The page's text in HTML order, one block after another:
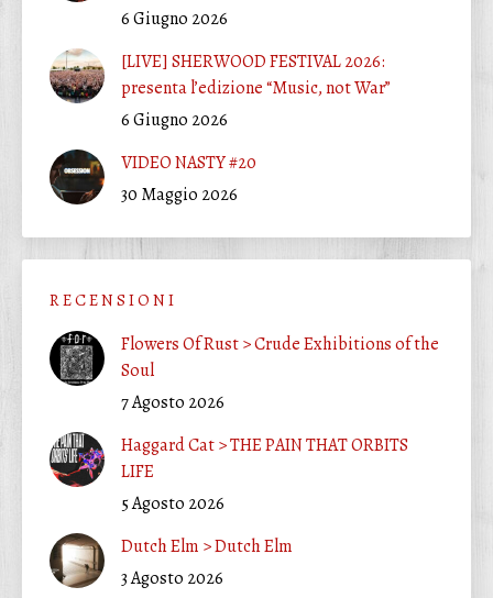
6 Giugno 2026
[LIVE] SHERWOOD FESTIVAL 2026:
presenta l’edizione “Music, not War”
6 Giugno 2026
VIDEO NASTY #20
30 Maggio 2026
R E C E N S I O N I
Flowers Of Rust > Crude Exhibitions of the
Soul
7 Agosto 2026
Haggard Cat > THE PAIN THAT ORBITS
LIFE
5 Agosto 2026
Dutch Elm > Dutch Elm
3 Agosto 2026